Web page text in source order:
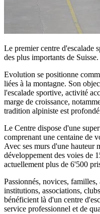
Le premier centre d'escalade
des plus importants de Suisse.
Evolution se positionne
liées à la montagne. Son
l'escalade sportive, activité
marge de croissance,
tradition alpiniste est
Le Centre dispose d'une
comprenant une centaine de
Avec ses murs d'une hauteur
développement des voies de
actuellement plus de 6'500
Passionnés, novices, familles,
institutions, associations,
bénéficient là d'un centre
service professionnel et de